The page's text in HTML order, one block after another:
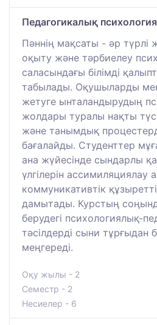
Педагогикалық психология
Пәннің мақсаты - әр түрлі
оқыту және тәрбиелеу
саласындағы білімді
табылады. Оқушыларды
жетуге ынталандырудың
жолдары туралы нақты
және танымдық
бағалайды. Студенттер
ана жүйесінде сындарлы
үлгілерін ассимиляциялау
коммуникативтік
дамытады. Курстың
берудегі психологиялық-
тәсілдерді сыни тұрғыдан
меңгереді.
Оқу жылы - 2
Семестр - 2
Несиелер - 6